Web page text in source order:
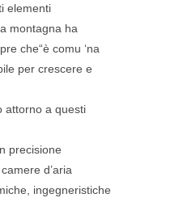
elementi
montagna ha
che“è comu ‘na
per crescere e
attorno a questi
precisione
d’aria
ingegneristiche